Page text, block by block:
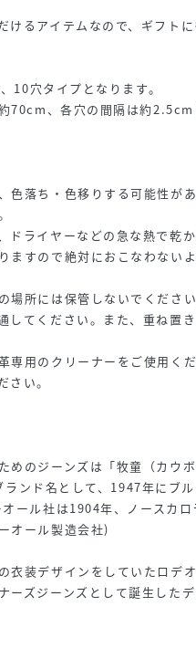
けるアイテムなので、ギフト
10穴タイプとなります。
70cm、各穴の間隔は約2.5cm
色落ち・色移りする可能性が
ドライヤーなどの急な熱で乾
ますので絶対におこなわない
場所には保管しないでくださ
してください。また、重ね置
用のクリーナーをご使用くだ
い。
めのジーンズは「牧童（カウ
ンド名として、1947年にブ
ール社は1904年、ノースカロ
オール製造会社)
衣装デザインをしていたロデ
ーズジーンズとして誕生した